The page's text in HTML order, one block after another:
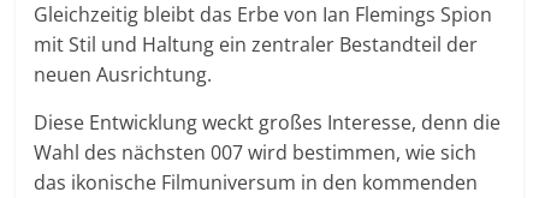
Gleichzeitig bleibt das Erbe von Ian Flemings Spion
mit Stil und Haltung ein zentraler Bestandteil der
neuen Ausrichtung.
Diese Entwicklung weckt großes Interesse, denn die
Wahl des nächsten 007 wird bestimmen, wie sich
das ikonische Filmuniversum in den kommenden